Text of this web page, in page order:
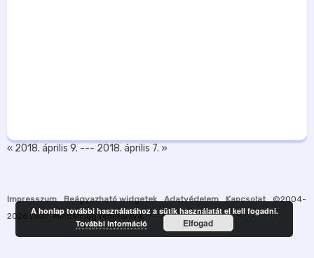
« 2018. április 9. --- 2018. április 7. »
Impresszum Beágyazható widgetek Adatvédelem Kapcsolat
©2004-
2026 Luah. Minden jog fenntartva.
A honlap további használatához a sütik használatát el kell fogadni.
További információ
Elfogad